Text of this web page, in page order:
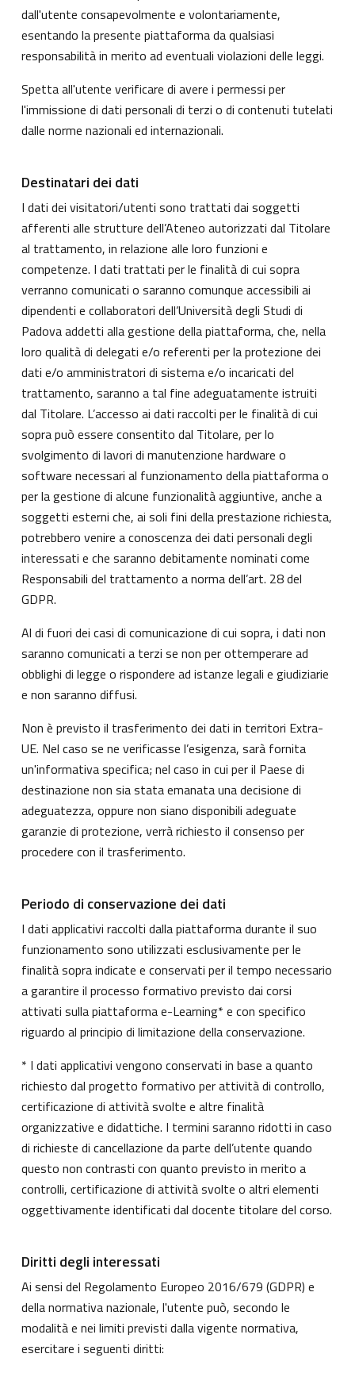
dall'utente consapevolmente e volontariamente,
esentando la presente piattaforma da qualsiasi
responsabilità in merito ad eventuali violazioni delle leggi.
Spetta all'utente verificare di avere i permessi per
l'immissione di dati personali di terzi o di contenuti tutelati
dalle norme nazionali ed internazionali.
Destinatari dei dati
I dati dei visitatori/utenti sono trattati dai soggetti
afferenti alle strutture dell’Ateneo autorizzati dal Titolare
al trattamento, in relazione alle loro funzioni e
competenze. I dati trattati per le finalità di cui sopra
verranno comunicati o saranno comunque accessibili ai
dipendenti e collaboratori dell’Università degli Studi di
Padova addetti alla gestione della piattaforma, che, nella
loro qualità di delegati e/o referenti per la protezione dei
dati e/o amministratori di sistema e/o incaricati del
trattamento, saranno a tal fine adeguatamente istruiti
dal Titolare. L’accesso ai dati raccolti per le finalità di cui
sopra può essere consentito dal Titolare, per lo
svolgimento di lavori di manutenzione hardware o
software necessari al funzionamento della piattaforma o
per la gestione di alcune funzionalità aggiuntive, anche a
soggetti esterni che, ai soli fini della prestazione richiesta,
potrebbero venire a conoscenza dei dati personali degli
interessati e che saranno debitamente nominati come
Responsabili del trattamento a norma dell’art. 28 del
GDPR.
Al di fuori dei casi di comunicazione di cui sopra, i dati non
saranno comunicati a terzi se non per ottemperare ad
obblighi di legge o rispondere ad istanze legali e giudiziarie
e non saranno diffusi.
Non è previsto il trasferimento dei dati in territori Extra-
UE. Nel caso se ne verificasse l’esigenza, sarà fornita
un'informativa specifica; nel caso in cui per il Paese di
destinazione non sia stata emanata una decisione di
adeguatezza, oppure non siano disponibili adeguate
garanzie di protezione, verrà richiesto il consenso per
procedere con il trasferimento.
Periodo di conservazione dei dati
I dati applicativi raccolti dalla piattaforma durante il suo
funzionamento sono utilizzati esclusivamente per le
finalità sopra indicate e conservati per il tempo necessario
a garantire il processo formativo previsto dai corsi
attivati sulla piattaforma e-Learning* e con specifico
riguardo al principio di limitazione della conservazione.
* I dati applicativi vengono conservati in base a quanto
richiesto dal progetto formativo per attività di controllo,
certificazione di attività svolte e altre finalità
organizzative e didattiche. I termini saranno ridotti in caso
di richieste di cancellazione da parte dell’utente quando
questo non contrasti con quanto previsto in merito a
controlli, certificazione di attività svolte o altri elementi
oggettivamente identificati dal docente titolare del corso.
Diritti degli interessati
Ai sensi del Regolamento Europeo 2016/679 (GDPR) e
della normativa nazionale, l'utente può, secondo le
modalità e nei limiti previsti dalla vigente normativa,
esercitare i seguenti diritti: